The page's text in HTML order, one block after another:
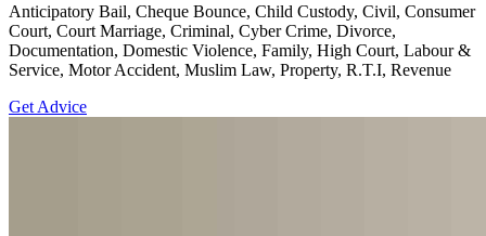
Anticipatory Bail, Cheque Bounce, Child Custody, Civil, Consumer
Court, Court Marriage, Criminal, Cyber Crime, Divorce,
Documentation, Domestic Violence, Family, High Court, Labour &
Service, Motor Accident, Muslim Law, Property, R.T.I, Revenue
Get Advice